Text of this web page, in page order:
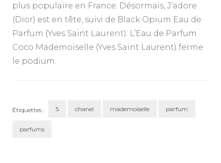
plus populaire en France. Désormais, J’adore
(Dior) est en tête, suivi de Black Opium Eau de
Parfum (Yves Saint Laurent). L’Eau de Parfum
Coco Mademoiselle (Yves Saint Laurent) ferme
le podium.
Étiquettes : 5 chanel mademoiselle parfum
parfums